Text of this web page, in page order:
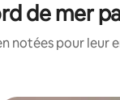
de mer
notées pour